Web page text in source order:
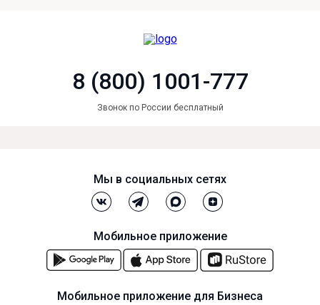
8 (800) 1001-777
Звонок по России бесплатный
Мы в социальных сетях
Мобильное приложение
Мобильное приложение для Бизнеса